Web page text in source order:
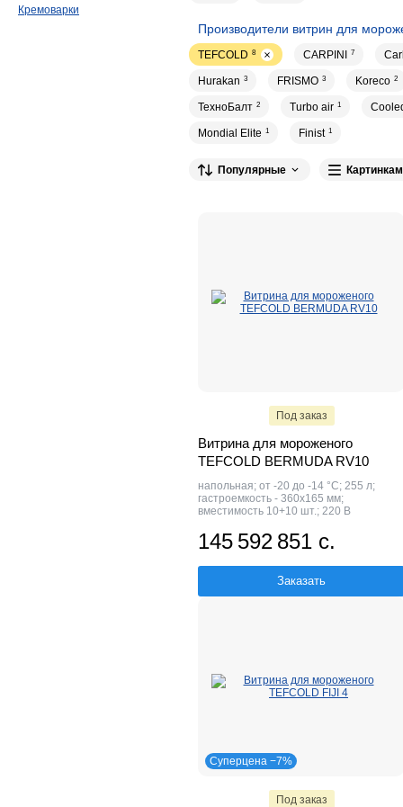
Производители витрин для
TEFCOLD 8 CARPINI 7
Hurakan 3 FRISMO 3 Koreco 2
ТехноБалт 2 Turbo air 1
Mondial Elite 1 Finist 1
Популярные
Под заказ
Витрина для мороженого
TEFCOLD BERMUDA RV10
напольная; от -20 до -14 °С; 255 л;
гастроемкость - 360х165 мм;
вместимость 10+10 шт.; 220 В
145 592 851 с.
Заказать
Суперцена −7%
Под заказ
Кремоварки